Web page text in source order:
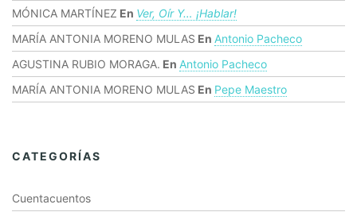
MÓNICA MARTÍNEZ En Ver, Oír Y… ¡hablar!
MARÍA ANTONIA MORENO MULAS En Antonio Pacheco
AGUSTINA RUBIO MORAGA. En Antonio Pacheco
MARÍA ANTONIA MORENO MULAS En Pepe Maestro
CATEGORÍAS
Cuentacuentos